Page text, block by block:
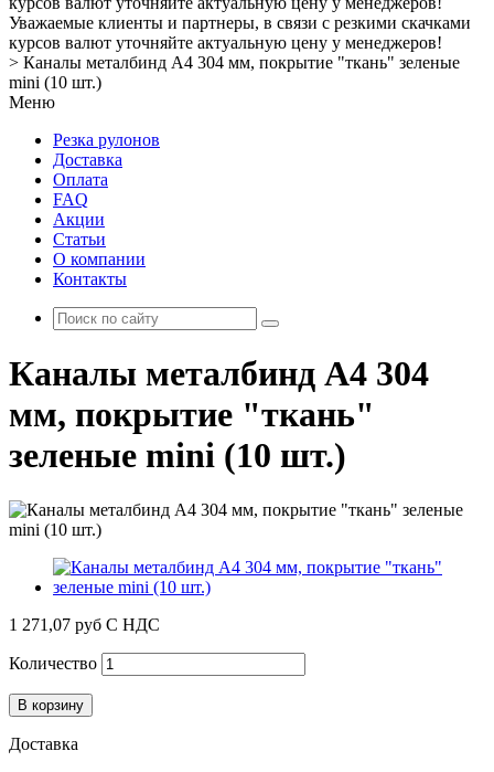
Уважаемые клиенты и партнеры, в связи с резкими скачками
курсов валют уточняйте актуальную цену у менеджеров!
> Каналы металбинд А4 304 мм, покрытие "ткань" зеленые
mini (10 шт.)
Меню
Резка рулонов
Доставка
Оплата
FAQ
Акции
Статьи
О компании
Контакты
Каналы металбинд А4 304
мм, покрытие "ткань"
зеленые mini (10 шт.)
1 271,07 руб С НДС
Количество
В корзину
Доставка